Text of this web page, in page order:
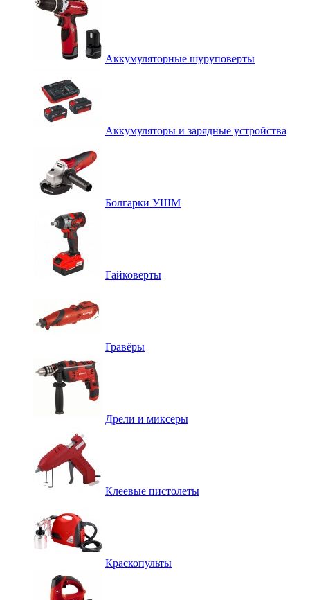
Аккумуляторные шуруповерты
Аккумуляторы и зарядные устройства
Болгарки УШМ
Гайковерты
Гравёры
Дрели и миксеры
Клеевые пистолеты
Краскопульты